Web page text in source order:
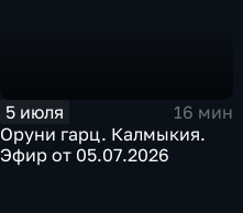
5 июля
16 мин
Оруни гарц. Калмыкия.
Эфир от 05.07.2026